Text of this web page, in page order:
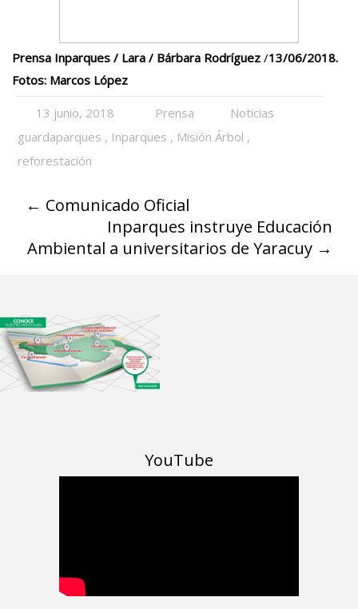
Prensa Inparques / Lara / Bárbara Rodríguez /13/06/2018.
Fotos: Marcos López
13 junio, 2018 Prensa
Noticias
guardaparques , Inparques , Misión Árbol ,
reforestación
← Comunicado Oficial
Inparques instruye Educación
Ambiental a universitarios de Yaracuy →
YouTube